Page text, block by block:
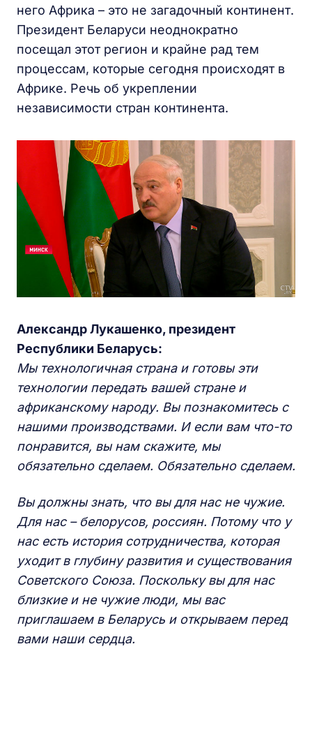
него Африка – это не загадочный континент.
Президент Беларуси неоднократно
посещал этот регион и крайне рад тем
процессам, которые сегодня происходят в
Африке. Речь об укреплении
независимости стран континента.
Александр Лукашенко, президент
Республики Беларусь:
Мы технологичная страна и готовы эти
технологии передать вашей стране и
африканскому народу. Вы познакомитесь с
нашими производствами. И если вам что-то
понравится, вы нам скажите, мы
обязательно сделаем. Обязательно сделаем.
Вы должны знать, что вы для нас не чужие.
Для нас – белорусов, россиян. Потому что у
нас есть история сотрудничества, которая
уходит в глубину развития и существования
Советского Союза. Поскольку вы для нас
близкие и не чужие люди, мы вас
приглашаем в Беларусь и открываем перед
вами наши сердца.